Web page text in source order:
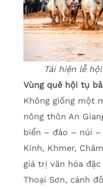
Tái hiện lễ
Vùng quê hội tụ
Không giống một
nông thôn An
biển – đảo – núi
Kinh, Khmer,
giá trị văn hóa
Thoại Sơn, cánh